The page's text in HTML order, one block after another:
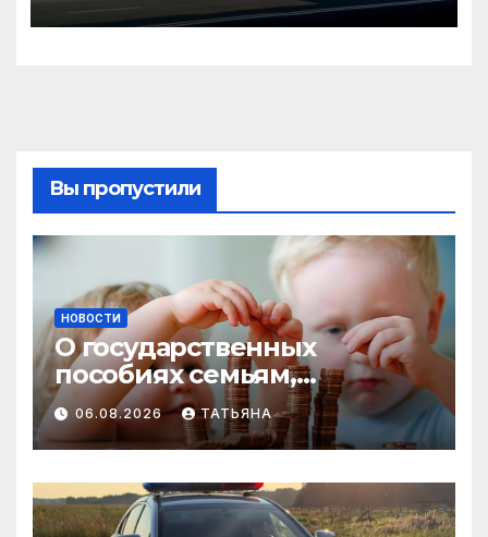
сентября
Вы пропустили
НОВОСТИ
О государственных
пособиях семьям,
воспитывающим детей
06.08.2026 ТАТЬЯНА